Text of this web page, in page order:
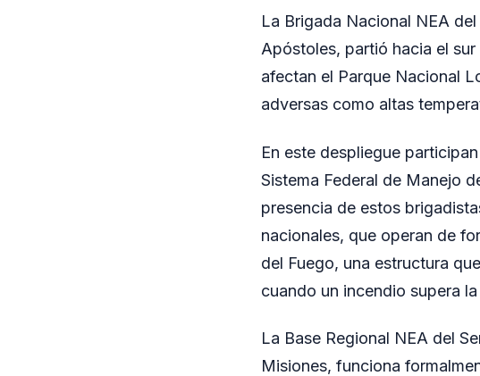
La Brigada Nacional NEA
Apóstoles, partió hacia el
afectan el Parque Nacional
adversas como altas
En este despliegue
Sistema Federal de Manejo
presencia de estos
nacionales, que operan de
del Fuego, una estructura
cuando un incendio supera
La Base Regional NEA del
Misiones, funciona